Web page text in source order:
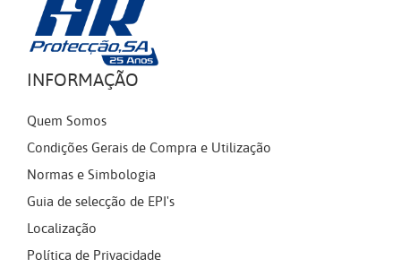
INFORMAÇÃO
Quem Somos
Condições Gerais de Compra e Utilização
Normas e Simbologia
Guia de selecção de EPI's
Localização
Política de Privacidade